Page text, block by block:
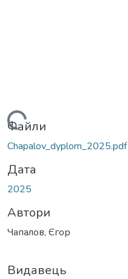
Файли
Chapalov_dyplom_2025.pdf
Дата
2025
Автори
Чапалов, Єгор
Видавець